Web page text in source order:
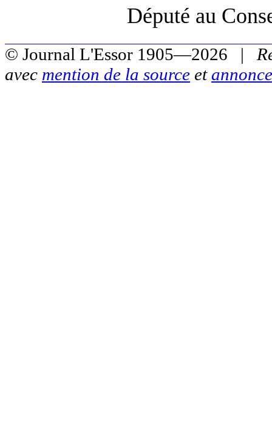
Député au
© Journal L'Essor 1905—2026 |
avec mention de la source et